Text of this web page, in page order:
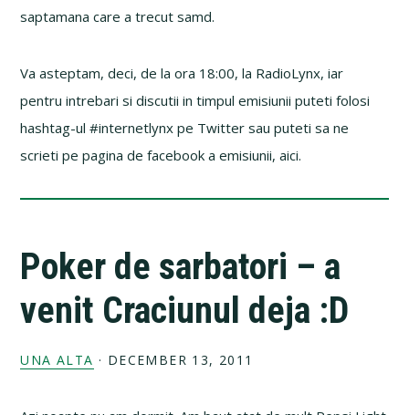
saptamana care a trecut samd.
Va asteptam, deci, de la ora 18:00, la RadioLynx, iar
pentru intrebari si discutii in timpul emisiunii puteti folosi
hashtag-ul #internetlynx pe Twitter sau puteti sa ne
scrieti pe pagina de facebook a emisiunii, aici.
Poker de sarbatori – a
venit Craciunul deja :D
UNA ALTA · DECEMBER 13, 2011